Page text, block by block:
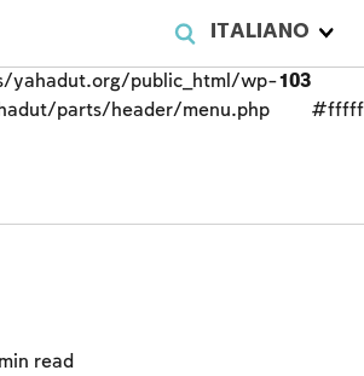
ITALIANO
yahadut.org/public_html/wp-
parts/header/menu.php
103
min read